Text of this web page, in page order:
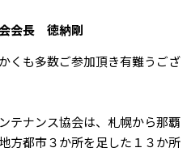
会長 徳納剛
くも多数ご参加頂き有難うござ
テナンス協会は、札幌から那覇
方都市３か所を足した１３か所